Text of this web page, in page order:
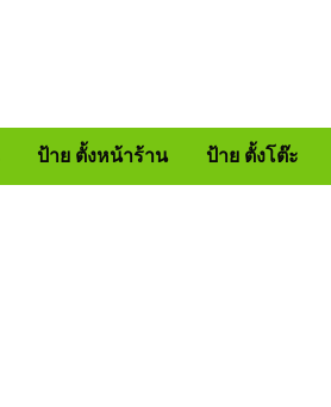
ป้าย ตั้งหน้าร้าน ป้าย ตั้งโต๊ะ